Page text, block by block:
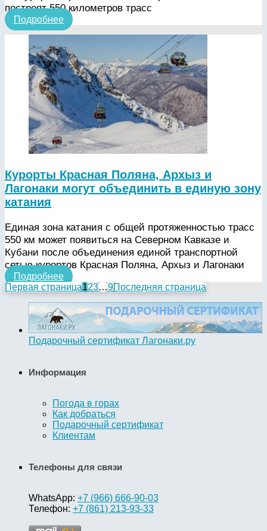
построят 550 километров трасс
Подробнее
Курорты Красная Поляна, Архыз и
Лагонаки могут объединить в единую зону
катания
Единая зона катания с общей протяженностью трасс
550 км может появиться на Северном Кавказе и
Кубани после объединения единой транспортной
сетью курортов Красная Поляна, Архыз и Лагонаки
Подробнее
Первая страница123…9Последняя страница
Подарочный сертификат Лагонаки.ру
Информация
Погода в горах
Как добраться
Подарочный сертификат
Клиентам
Телефоны для связи
WhatsApp: +7 (966) 666-90-03
Телефон: +7 (861) 213-93-33